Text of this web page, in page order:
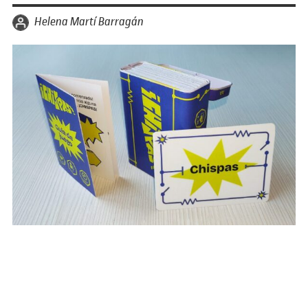
per Helena Martí Barragán